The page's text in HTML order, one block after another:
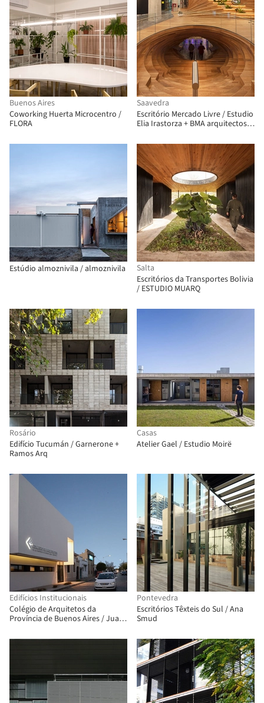
Buenos Aires
Coworking Huerta Microcentro /
FLORA
Saavedra
Escritório Mercado Livre / Estudio
Elia Irastorza + BMA arquitectos +
Estúdio almoznivila / almoznivila
Salta
Escritórios da Transportes Bolivia
/ ESTUDIO MUARQ
Rosário
Edifício Tucumán / Garnerone +
Ramos Arq
Casas
Atelier Gael / Estudio Moirë
Edifícios Institucionais
Colégio de Arquitetos da
Província de Buenos Aires / Juan
Deguer , Luciana Ciccon
Pontevedra
Escritórios Têxteis do Sul / Ana
Smud